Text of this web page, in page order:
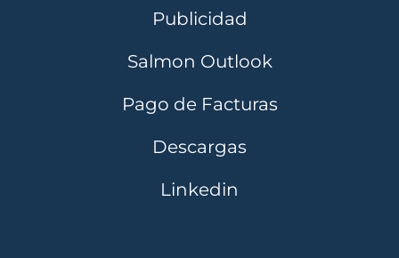
Publicidad
Salmon Outlook
Pago de Facturas
Descargas
Linkedin